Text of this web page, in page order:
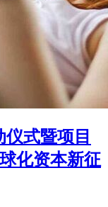
式暨项目
化资本新征